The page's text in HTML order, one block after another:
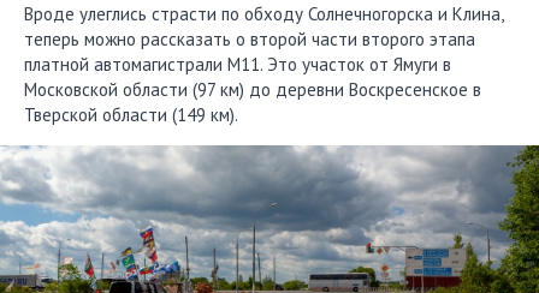
Вроде улеглись страсти по обходу Солнечногорска и Клина,
теперь можно рассказать о второй части второго этапа
платной автомагистрали М11. Это участок от Ямуги в
Московской области (97 км) до деревни Воскресенское в
Тверской области (149 км).